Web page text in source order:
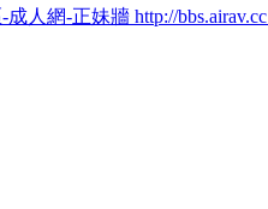
人網-正妹牆 http://bbs.airav.cc